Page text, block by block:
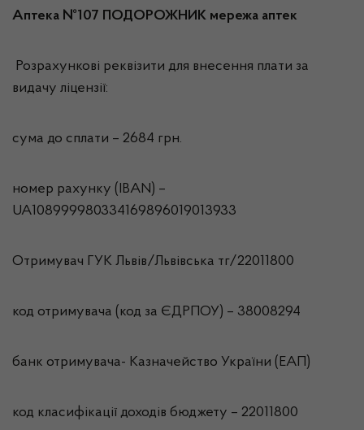
Аптека №107 ПОДОРОЖНИК мережа аптек
Розрахункові реквізити для внесення плати за
видачу ліцензії:
сума до сплати – 2684 грн.
номер рахунку (IBAN) –
UA108999980334169896019013933
Отримувач ГУК Львiв/Львівська тг/22011800
код отримувача (код за ЄДРПОУ) – 38008294
банк отримувача- Казначейство України (ЕАП)
код класифікації доходів бюджету – 22011800